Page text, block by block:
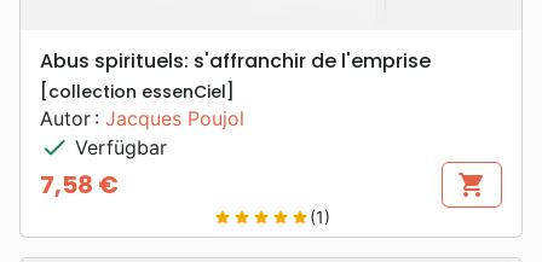
Abus spirituels: s'affranchir de l'emprise
[collection essenCiel]
Autor : Jacques Poujol
check Verfügbar
Preis
7,58 € shopping_cart
star star star star star(1)